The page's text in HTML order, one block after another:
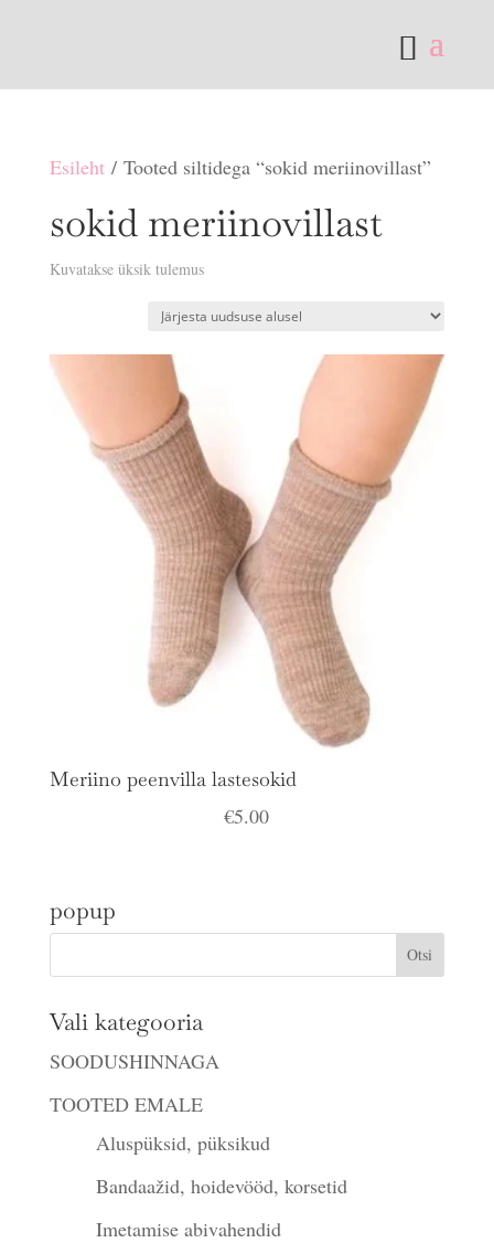
Esileht/ Tooted siltidega “sokid meriinovillast”
sokid meriinovillast
Kuvatakse üksik tulemus
Meriino peenvilla lastesokid
€5.00
popup
Vali kategooria
SOODUSHINNAGA
TOOTED EMALE
Aluspüksid, püksikud
Bandaažid, hoidevööd, korsetid
Imetamise abivahendid